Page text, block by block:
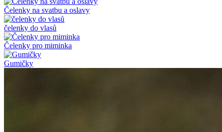
Čelenky na svatbu a oslavy
čelenky do vlasů
Čelenky pro miminka
Gumičky